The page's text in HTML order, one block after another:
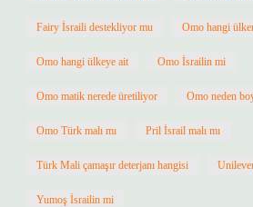
Fairy İsraili destekliyor mu Omo hangi
Omo hangi ülkeye ait Omo İsrailin mi
Omo matik nerede üretiliyor Omo neden
Omo Türk malı mı Pril İsrail malı mı
Türk Mali çamaşır deterjanı hangisi
Yumoş İsrailin mi